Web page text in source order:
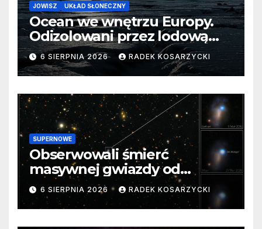
JOWISZ UKŁAD SŁONECZNY
Ocean we wnętrzu Europy.
Odizolowani przez lodową
barierę
6 SIERPNIA 2026 RADEK KOSARZYCKI
SUPERNOWE
Obserwowali śmierć
masywnej gwiazdy od
samego początku. Niezwykle
cenne dane
6 SIERPNIA 2026 RADEK KOSARZYCKI